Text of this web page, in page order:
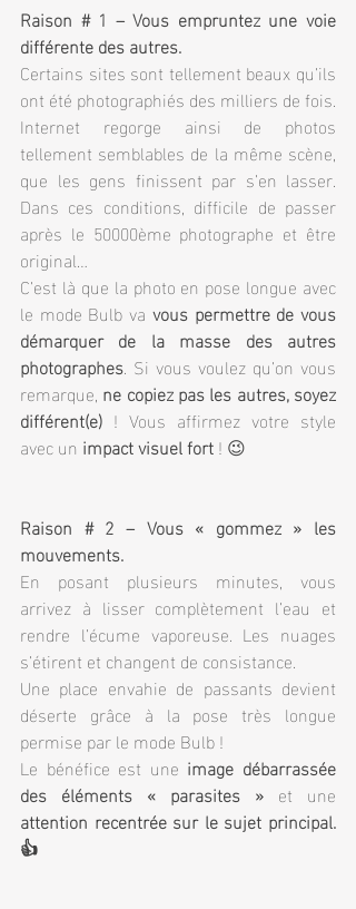
Raison # 1 – Vous empruntez une voie
différente des autres.
Certains sites sont tellement beaux qu’ils
ont été photographiés des milliers de fois.
Internet regorge ainsi de photos
tellement semblables de la même scène,
que les gens finissent par s’en lasser.
Dans ces conditions, difficile de passer
après le 50000ème photographe et être
original…
C’est là que la photo en pose longue avec
le mode Bulb va vous permettre de vous
démarquer de la masse des autres
photographes. Si vous voulez qu’on vous
remarque, ne copiez pas les autres, soyez
différent(e) ! Vous affirmez votre style
avec un impact visuel fort ! 😉
Raison # 2 – Vous « gommez » les
mouvements.
En posant plusieurs minutes, vous
arrivez à lisser complètement l’eau et
rendre l’écume vaporeuse. Les nuages
s’étirent et changent de consistance.
Une place envahie de passants devient
déserte grâce à la pose très longue
permise par le mode Bulb !
Le bénéfice est une image débarrassée
des éléments « parasites »
attention recentrée sur le sujet principal.
👍